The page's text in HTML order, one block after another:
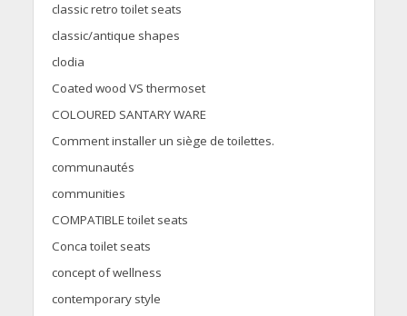
classic retro toilet seats
classic/antique shapes
clodia
Coated wood VS thermoset
COLOURED SANTARY WARE
Comment installer un siège de toilettes.
communautés
communities
COMPATIBLE toilet seats
Conca toilet seats
concept of wellness
contemporary style